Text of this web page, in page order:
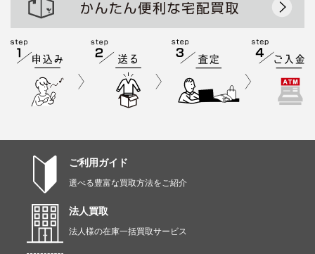
ご利用ガイド
選べる豊富な買取方法をご紹介
法人買取
法人様の在庫一括買取サービス